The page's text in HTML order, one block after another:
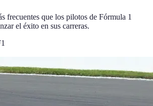
frecuentes que los pilotos de Fórmula 1
el éxito en sus carreras.